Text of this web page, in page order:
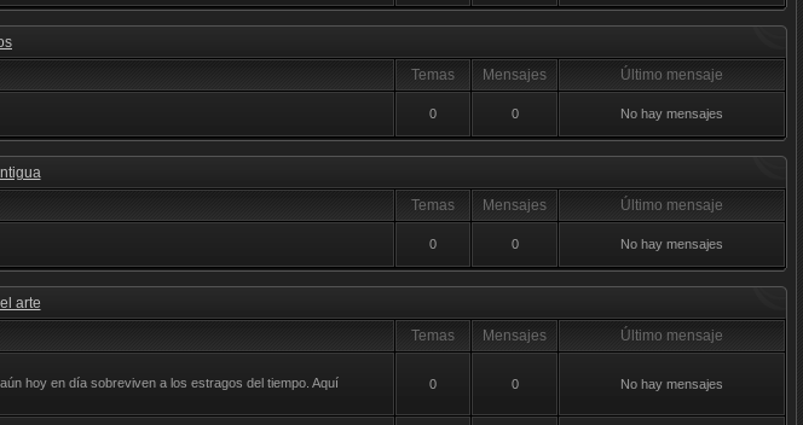
Temas Mensajes Último mensaje
0 0 No hay mensajes
Temas Mensajes Último mensaje
0 0 No hay mensajes
arte
Temas Mensajes
Último mensaje
hoy en día sobreviven a los estragos del tiempo. Aquí
0 0 No hay mensajes